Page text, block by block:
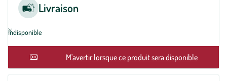
Livraison
Indisponible
M'avertir lorsque ce produit sera disponible